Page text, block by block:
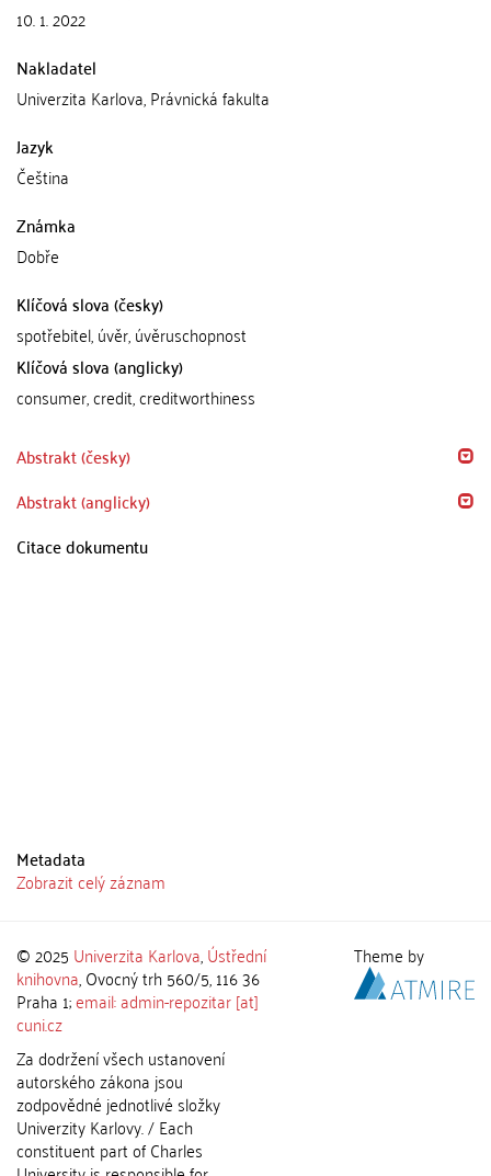
10. 1. 2022
Nakladatel
Univerzita Karlova, Právnická fakulta
Jazyk
Čeština
Známka
Dobře
Klíčová slova (česky)
spotřebitel, úvěr, úvěruschopnost
Klíčová slova (anglicky)
consumer, credit, creditworthiness
Abstrakt (česky)
Abstrakt (anglicky)
Citace dokumentu
Metadata
Zobrazit celý záznam
© 2025 Univerzita Karlova,Ústřední
knihovna, Ovocný trh 560/5, 116 36
Praha 1;email: admin-repozitar [at]
cuni.cz
Za dodržení všech ustanovení
autorského zákona jsou
zodpovědné jednotlivé složky
Univerzity Karlovy. / Each
constituent part of Charles
Theme by